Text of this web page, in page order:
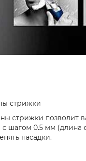
стрижки
стрижки позволит
с шагом 0.5 мм (длина
насадки.